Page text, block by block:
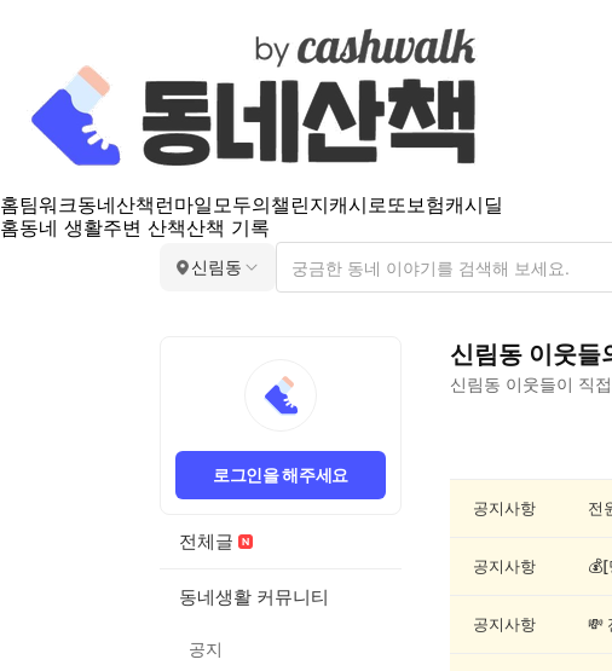
홈팀워크동네산책 런마일모두의챌린지캐시로또보험캐시딜
홈동네 생활주변 산책산책 기록
신림동
로그인을 해주세요
전체글
동네생활 커뮤니티
공지
신림동 이웃들
신림동 이웃들이 직
동
공지사항
공지사항
공지사항